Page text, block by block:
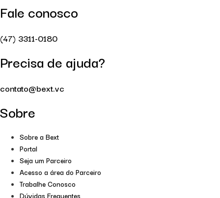
Fale conosco
(47) 3311-0180
Precisa de ajuda?
contato@bext.vc
Sobre
Sobre a Bext
Portal
Seja um Parceiro
Acesso a área do Parceiro
Trabalhe Conosco
Dúvidas Frequentes